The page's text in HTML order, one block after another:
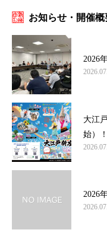
お知らせ・開催概
2026
大江
始）！
2026